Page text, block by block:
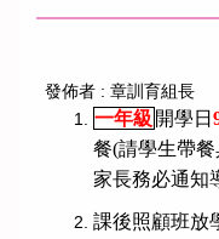
發佈者 : 章訓育組長
一年級 開學日
餐(請學生帶
家長務必通知
課後照顧班放